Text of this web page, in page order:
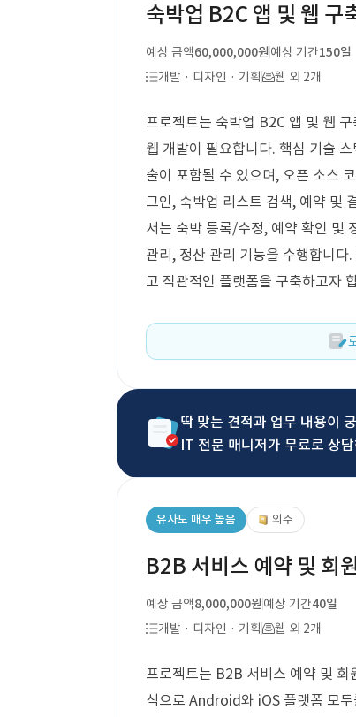
숙박업 B2C 앱 및 웹 구
예상 금액60,000,000원예상 기간150일
개발 · 디자인 · 기획
웹 외 2개
프로젝트는 숙박업 B2C 앱 및 웹
웹 개발이 필요합니다. 핵심 기술
술이 포함될 수 있으며, 오픈 소스
그인, 숙박업 리스트 검색, 예약 및
서는 숙박 등록/수정, 예약 확인 및
관리, 정산 관리 기능을 수행합니
고 직관적인 플랫폼을 구축하고자
딱 맞는 견적과 업무 내용이
IT 전문 매니저가 무료로 상
유사도 매우 높음 외주
B2B 서비스 예약 및 회
예상 금액8,000,000원예상 기간40일
개발 · 디자인 · 기획
웹 외 2개
프로젝트는 B2B 서비스 예약 및
식으로 Android와 iOS 플랫폼 모